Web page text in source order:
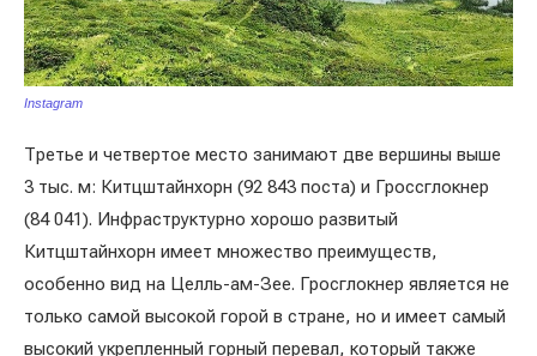
Instagram
Третье и четвертое место занимают две вершины выше
3 тыс. м: Китцштайнхорн (92 843 поста) и Гроссглокнер
(84 041). Инфраструктурно хорошо развитый
Китцштайнхорн имеет множество преимуществ,
особенно вид на Целль-ам-Зее. Гросглокнер является не
только самой высокой горой в стране, но и имеет самый
высокий укрепленный горный перевал, который также